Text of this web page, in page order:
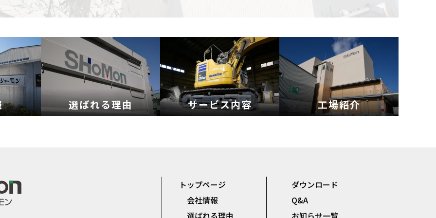
選ばれる理由 サービス内容 工場紹介
トップページ
会社情報
選ばれる理由
ダウンロード
Q&A
お知らせ一覧